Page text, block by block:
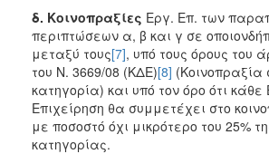
δ. Κοινοπραξίες Εργ. Επ. των
περιπτώσεων α, β και γ σε
μεταξύ τους[7], υπό τους όρους του
του Ν. 3669/08 (ΚΔΕ)[8] (Κοινοπραξία
κατηγορία) και υπό τον όρο ότι κάθε
Επιχείρηση θα συμμετέχει στο
με ποσοστό όχι μικρότερο του 25%
κατηγορίας.